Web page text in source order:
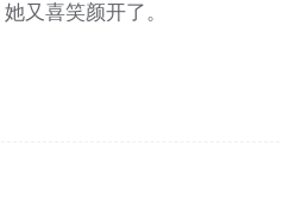
又喜笑颜开了。